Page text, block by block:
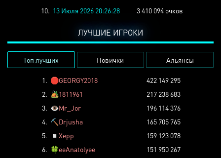
10. 13 Июля 2026 20:26:28 3 410 094 очков
ЛУЧШИЕ ИГРОКИ
Топ лучших Новички Альянсы
1. 🛑GEORGY2018
422 149 295
2. 🏕️1811961
217 238 683
3. 👁️Mr_Jor
196 114 376
4. ⛏️ Drjusha
165 705 765
5.
◽ Xepp
159 123 078
6. 🍀eeAnatolyee
151 950 267